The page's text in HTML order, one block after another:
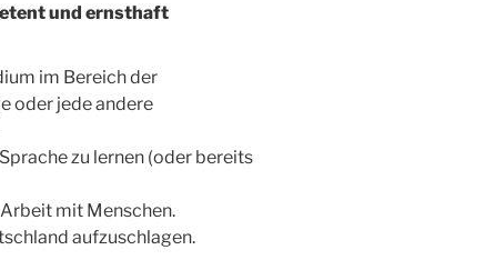
und ernsthaft
im Bereich der
oder jede andere
zu lernen (oder bereits
mit Menschen.
aufzuschlagen.